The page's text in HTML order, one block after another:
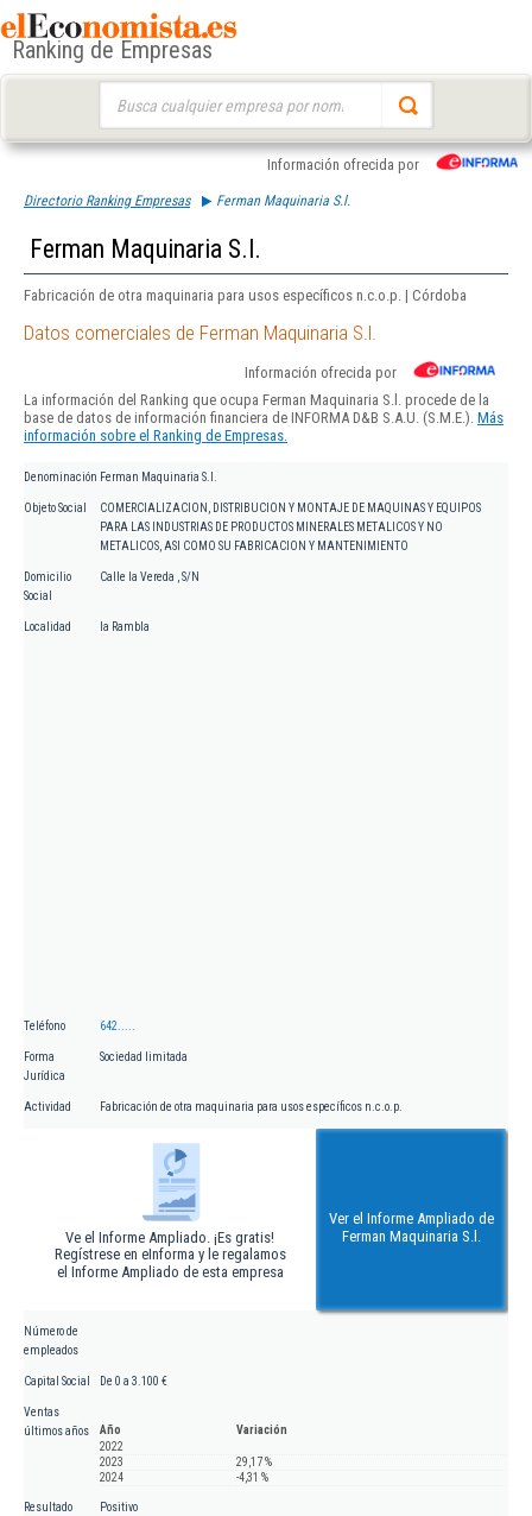
Ranking de Empresas
Información ofrecida por
Directorio Ranking Empresas Ferman Maquinaria S.l.
Ferman Maquinaria S.l.
Fabricación de otra maquinaria para usos específicos n.c.o.p. | Córdoba
Datos comerciales de Ferman Maquinaria S.l.
Información ofrecida por
La información del Ranking que ocupa Ferman Maquinaria S.l. procede de la
base de datos de información financiera de INFORMA D&B S.A.U. (S.M.E.). Más
información sobre el Ranking de Empresas.
Denominación Ferman Maquinaria S.l.
Objeto Social
COMERCIALIZACION, DISTRIBUCION Y MONTAJE DE MAQUINAS Y EQUIPOS
PARA LAS INDUSTRIAS DE PRODUCTOS MINERALES METALICOS Y NO
METALICOS, ASI COMO SU FABRICACION Y MANTENIMIENTO
Domicilio
Social
Calle la Vereda , S/N
Localidad la Rambla
Teléfono 642.....
Forma
Jurídica
Sociedad limitada
Actividad Fabricación de otra maquinaria para usos específicos n.c.o.p.
Ve el Informe Ampliado. ¡Es gratis!
Regístrese en eInforma y le regalamos
el Informe Ampliado de esta empresa
Ver el Informe Ampliado de
Ferman Maquinaria S.l.
Número de
empleados
Capital Social De 0 a 3.100 €
Ventas
últimos años
Año
Variación
2022
2023
29,17 %
2024
-4,31 %
Resultado
Positivo